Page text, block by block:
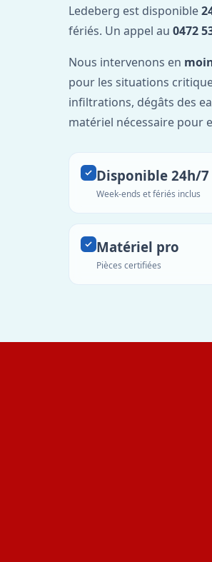
Ledeberg est disponible
fériés. Un appel au 0472
Nous intervenons en
pour les situations
infiltrations, dégâts des
matériel nécessaire pour
Disponible 24h/7
Week-ends et fériés inclus
Matériel pro
Pièces certifiées